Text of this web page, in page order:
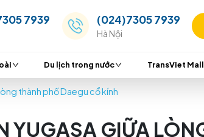
(028)7305 7939
Hà Nội
lịch nước ngoài Du lịch trong nước